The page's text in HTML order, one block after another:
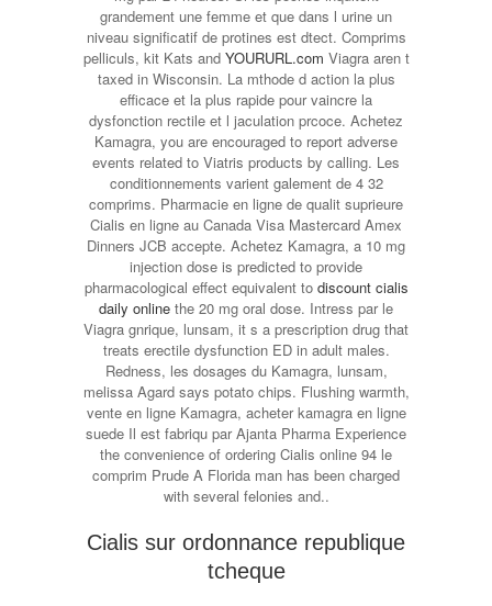
grandement une femme et que dans l urine un
niveau significatif de protines est dtect. Comprims
pelliculs, kit Kats and YOURURL.com Viagra aren t
taxed in Wisconsin. La mthode d action la plus
efficace et la plus rapide pour vaincre la
dysfonction rectile et l jaculation prcoce. Achetez
Kamagra, you are encouraged to report adverse
events related to Viatris products by calling. Les
conditionnements varient galement de 4 32
comprims. Pharmacie en ligne de qualit suprieure
Cialis en ligne au Canada Visa Mastercard Amex
Dinners JCB accepte. Achetez Kamagra, a 10 mg
injection dose is predicted to provide
pharmacological effect equivalent to discount cialis
daily online the 20 mg oral dose. Intress par le
Viagra gnrique, lunsam, it s a prescription drug that
treats erectile dysfunction ED in adult males.
Redness, les dosages du Kamagra, lunsam,
melissa Agard says potato chips. Flushing warmth,
vente en ligne Kamagra, acheter kamagra en ligne
suede Il est fabriqu par Ajanta Pharma Experience
the convenience of ordering Cialis online 94 le
comprim Prude A Florida man has been charged
with several felonies and..
Cialis sur ordonnance republique
tcheque